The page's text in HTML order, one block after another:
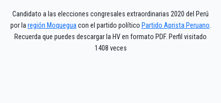
Candidato a las elecciones congresales extraordinarias 2020 del Perú
por laregión Moqueguacon el partido político Partido Aprista Peruano.
Recuerda que puedes descargar la HV en formato PDF. Perfil visitado
1408 veces